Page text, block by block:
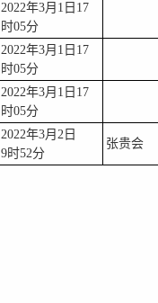
2022年3月1日17
时05分
2022年3月1日17
时05分
2022年3月1日17
时05分
2022年3月2日
9时52分
张贵会